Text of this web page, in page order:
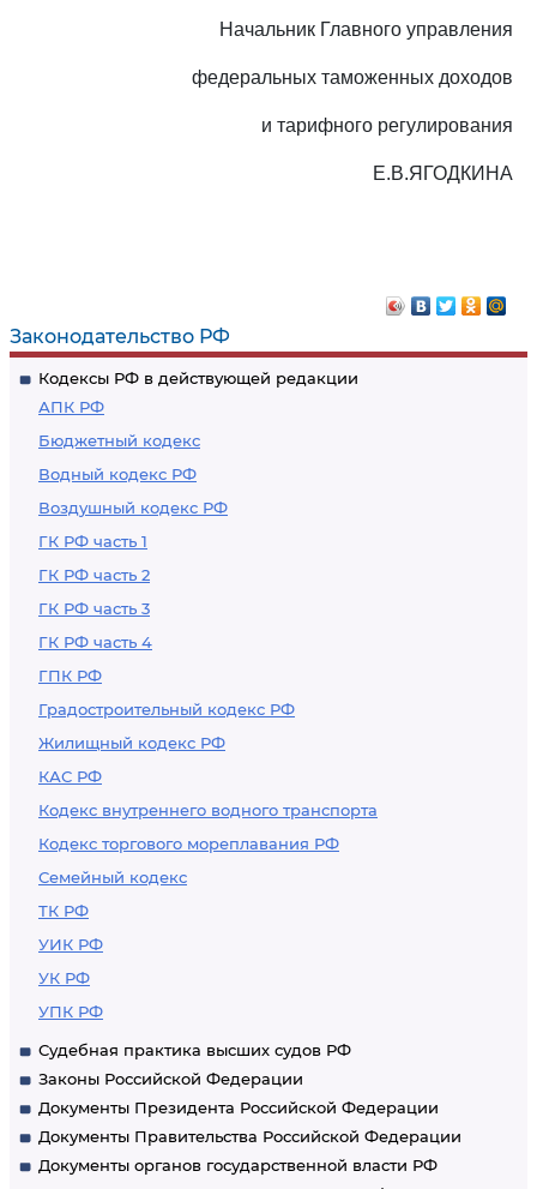
Законодательство РФ
Кодексы РФ в действующей редакции
АПК РФ
Бюджетный кодекс
Водный кодекс РФ
Воздушный кодекс РФ
ГК РФ часть 1
ГК РФ часть 2
ГК РФ часть 3
ГК РФ часть 4
ГПК РФ
Градостроительный кодекс РФ
Жилищный кодекс РФ
КАС РФ
Кодекс внутреннего водного транспорта
Кодекс торгового мореплавания РФ
Семейный кодекс
ТК РФ
УИК РФ
УК РФ
УПК РФ
Судебная практика высших судов РФ
Законы Российской Федерации
Документы Президента Российской Федерации
Документы Правительства Российской Федерации
Документы органов государственной власти РФ
Начальник Главного управления
федеральных таможенных доходов
и тарифного регулирования
Е.В.ЯГОДКИНА